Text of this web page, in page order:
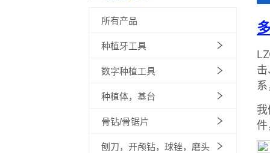
所有产品
种植牙工具
数字种植工具
种植体，基台
骨钻/骨锯片
刨刀，开颅钻，球锉，磨头